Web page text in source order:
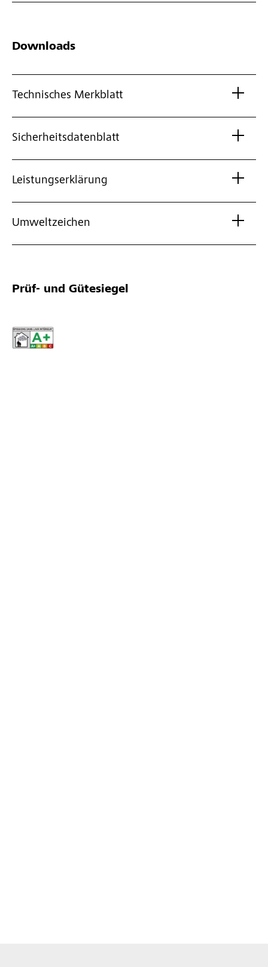
Downloads
Technisches Merkblatt
Sicherheitsdatenblatt
Leistungserklärung
Umweltzeichen
Prüf- und Gütesiegel